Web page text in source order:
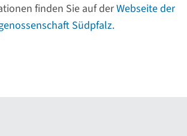
finden Sie auf derWebseite der
Südpfalz.